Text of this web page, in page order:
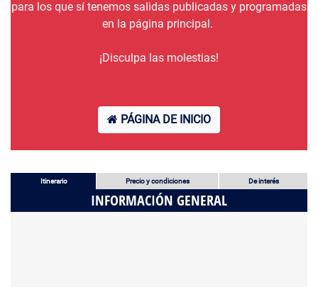
para los que sí tenemos salidas publicadas y programadas
en la página principal.
¡Disculpa las molestias!
PÁGINA DE INICIO
Itinerario Precio y condiciones De interés
INFORMACIÓN GENERAL